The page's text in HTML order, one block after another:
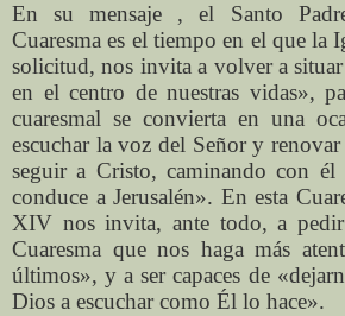
En su mensaje , el Santo
Cuaresma es el tiempo en el que la
solicitud, nos invita a volver a
en el centro de nuestras vidas»,
cuaresmal se convierta en una
escuchar la voz del Señor y
seguir a Cristo, caminando con
conduce a Jerusalén». En esta
XIV nos invita, ante todo, a
Cuaresma que nos haga más
últimos», y a ser capaces de
Dios a escuchar como Él lo hace».